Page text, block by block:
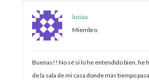
luciaa
Miembro
Buenas!! No sé si lo he entendido bien, he
de la sala de mi casa donde más tiempo